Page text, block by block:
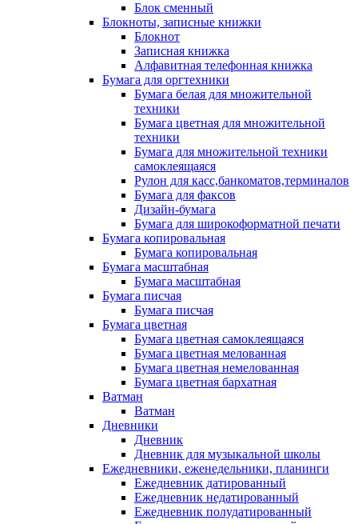
Блок сменный
Блокноты, записные книжки
Блокнот
Записная книжка
Алфавитная телефонная книжка
Бумага для оргтехники
Бумага белая для множительной
техники
Бумага цветная для множительной
техники
Бумага для множительной техники
самоклеящаяся
Рулон для касс,банкоматов,терминалов
Бумага для факсов
Дизайн-бумага
Бумага для широкоформатной печати
Бумага копировальная
Бумага копировальная
Бумага масштабная
Бумага масштабная
Бумага писчая
Бумага писчая
Бумага цветная
Бумага цветная самоклеящаяся
Бумага цветная мелованная
Бумага цветная немелованная
Бумага цветная бархатная
Ватман
Ватман
Дневники
Дневник
Дневник для музыкальной школы
Ежедневники, еженедельники, планинги
Ежедневник датированный
Ежедневник недатированный
Ежедневник полудатированный